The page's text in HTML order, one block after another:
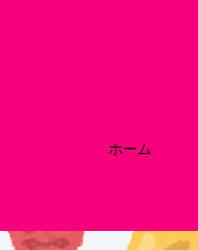
ホーム